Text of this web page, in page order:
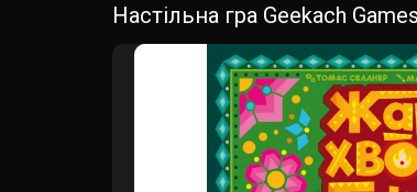
Настільна гра Geekach